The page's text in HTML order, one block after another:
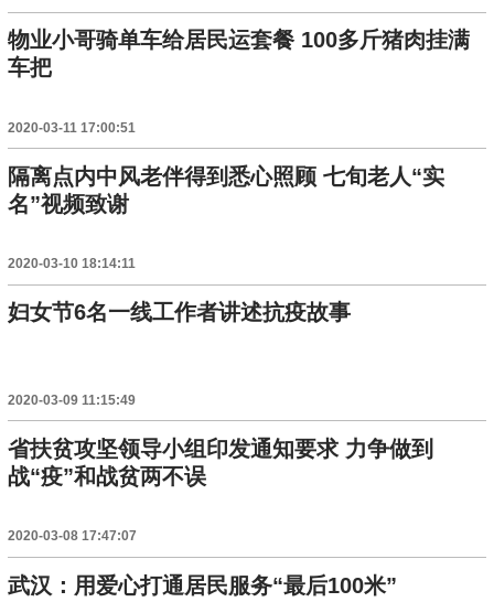
物业小哥骑单车给居民运套餐 100多斤猪肉挂满
车把
2020-03-11 17:00:51
隔离点内中风老伴得到悉心照顾 七旬老人“实
名”视频致谢
2020-03-10 18:14:11
妇女节6名一线工作者讲述抗疫故事
2020-03-09 11:15:49
省扶贫攻坚领导小组印发通知要求 力争做到
战“疫”和战贫两不误
2020-03-08 17:47:07
武汉：用爱心打通居民服务“最后100米”